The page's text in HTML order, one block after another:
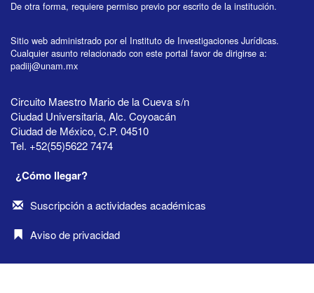
De otra forma, requiere permiso previo por escrito de la institución.
Sitio web administrado por el Instituto de Investigaciones Jurídicas.
Cualquier asunto relacionado con este portal favor de dirigirse a:
padiij@unam.mx
Circuito Maestro Mario de la Cueva s/n
Ciudad Universitaria, Alc. Coyoacán
Ciudad de México, C.P. 04510
Tel. +52(55)5622 7474
¿Cómo llegar?
Suscripción a actividades académicas
Aviso de privacidad